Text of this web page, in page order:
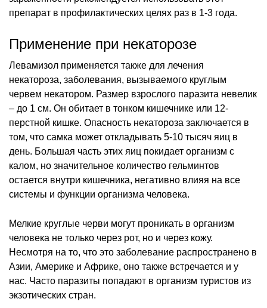
препарат в профилактических целях раз в 1-3 года.
Применение при некаторозе
Левамизол применяется также для лечения
некатороза, заболевания, вызываемого круглым
червем некатором. Размер взрослого паразита невелик
– до 1 см. Он обитает в тонком кишечнике или 12-
перстной кишке. Опасность некатороза заключается в
том, что самка может откладывать 5-10 тысяч яиц в
день. Большая часть этих яиц покидает организм с
калом, но значительное количество гельминтов
остается внутри кишечника, негативно влияя на все
системы и функции организма человека.
Мелкие круглые черви могут проникать в организм
человека не только через рот, но и через кожу.
Несмотря на то, что это заболевание распространено в
Азии, Америке и Африке, оно также встречается и у
нас. Часто паразиты попадают в организм туристов из
экзотических стран.